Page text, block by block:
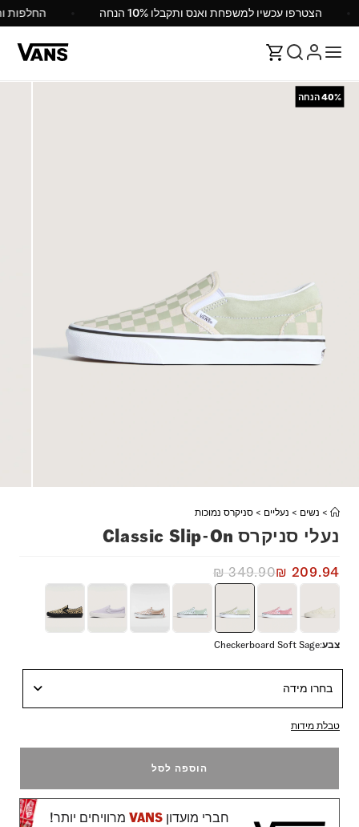
הצטרפו עכשיו למשפחת ואנס ותקבלו 10% הנחה
40%הנחה
> נשים > נעליים > סניקרס נמוכות
נעלי סניקרס Classic Slip-On
₪349.90₪ 209.94
צבע:
Checkerboard Soft Sage
בחרו מידה
טבלת מידות
הוספה לסל
חברי מועדון VANSמרוויחים יותר!